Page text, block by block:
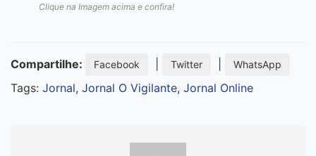
Clique na Imagem acima e confira!
Compartilhe: Facebook Twitter WhatsApp
Tags: Jornal, Jornal O Vigilante, Jornal Online